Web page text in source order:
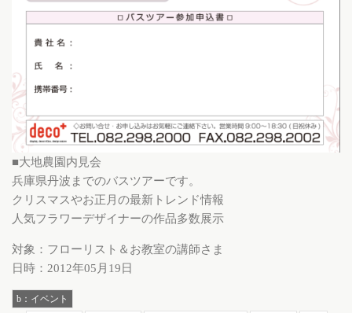
■大地農園内見会
兵庫県丹波までのバスツアーです。
クリスマスやお正月の最新トレンド情報
人気フラワーデザイナーの作品多数展示
対象：フローリスト＆お教室の講師さま
日時：2012年05月19日
b：イベント